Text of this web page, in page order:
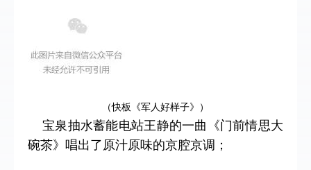
（快板《军人好样子》）
宝泉抽水蓄能电站王静的一曲《门前情思大
碗茶》唱出了原汁原味的京腔京调 ；